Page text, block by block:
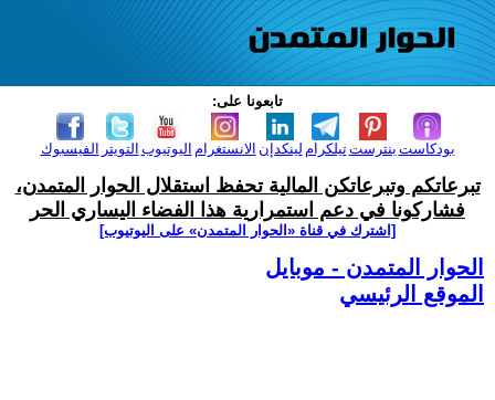
تابعونا على:
الفيسبوك التويتر اليوتيوب الانستغرام لينكدإن تيلكرامبنترست بودكاست
تبرعاتكم وتبرعاتكن المالية تحفظ استقلال الحوار المتمدن،
فشاركونا في دعم استمرارية هذا الفضاء اليساري الحر
[اشترك في قناة ‫«الحوار المتمدن» على اليوتيوب]
الحوار المتمدن - موبايل
الموقع الرئيسي